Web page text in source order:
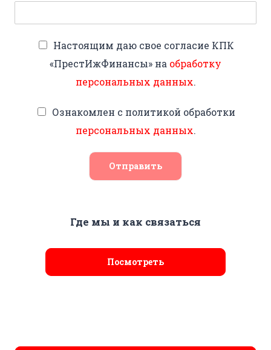
Настоящим даю свое согласие КПК
«ПрестИжФинансы» на обработку
персональных данных.
Ознакомлен с политикой обработки
персональных данных.
Отправить
Где мы и как связаться
Посмотреть